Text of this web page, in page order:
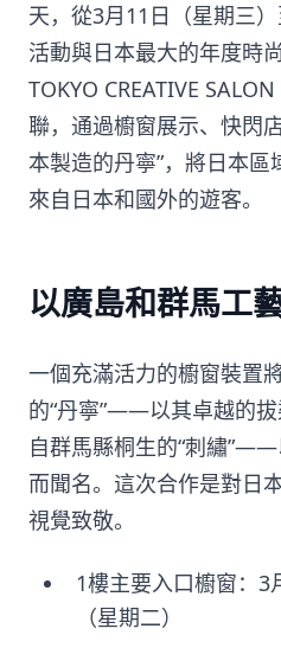
天，從3月11日（星期三
活動與日本最大的年度時
TOKYO CREATIVE
聯，通過櫥窗展示、快閃
本製造的丹寧”，將日本
來自日本和國外的遊客。
以廣島和群馬工
一個充滿活力的櫥窗裝置
的“丹寧”——以其卓越的
自群馬縣桐生的“刺繡
而聞名。這次合作是對日
視覺致敬。
1樓主要入口櫥窗：3
（星期二）